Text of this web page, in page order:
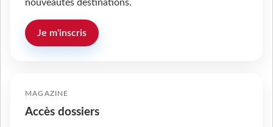
nouveautés destinations.
Je m'inscris
MAGAZINE
Accès dossiers